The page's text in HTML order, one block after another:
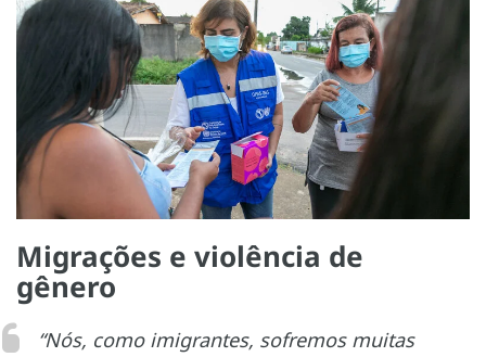
Migrações e violência de
gênero
“Nós, como imigrantes, sofremos muitas